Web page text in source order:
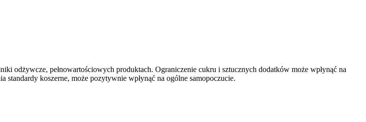
odżywcze, pełnowartościowych produktach. Ograniczenie cukru i sztucznych dodatków może wpłynąć na
koszerne, może pozytywnie wpłynąć na ogólne samopoczucie.